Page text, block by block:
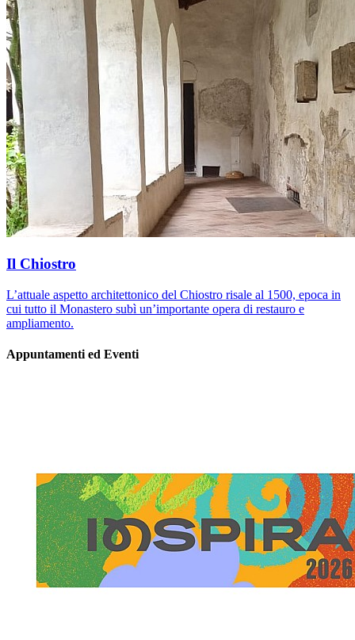
Il Chiostro
L’attuale aspetto architettonico del Chiostro risale al 1500, epoca in
cui tutto il Monastero subì un’importante opera di restauro e
ampliamento.
Appuntamenti ed Eventi